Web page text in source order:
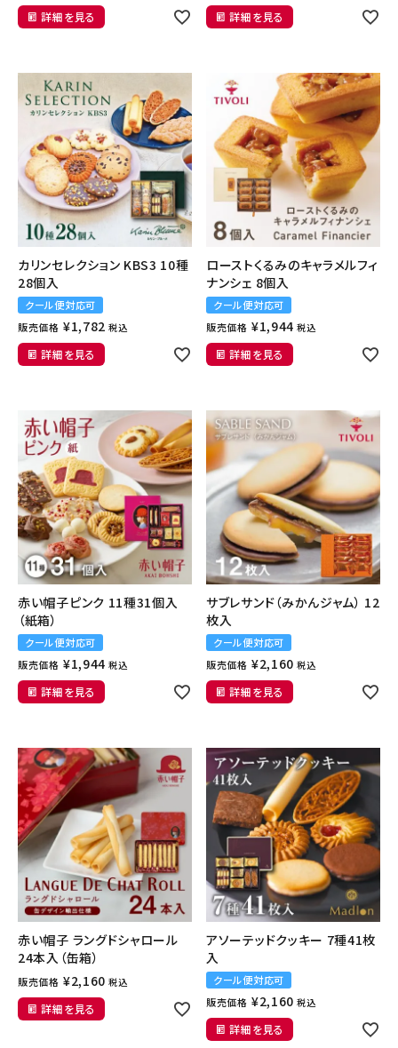
詳細を見る 詳細を見る
カリンセレクション KBS3 10種
28個入
クール便対応可
販売価格 ¥1,782 税込
詳細を見る
ローストくるみのキャラメルフィ
ナンシェ 8個入
クール便対応可
販売価格 ¥1,944 税込
詳細を見る
赤い帽子ピンク 11種31個入
（紙箱）
クール便対応可
販売価格 ¥1,944 税込
詳細を見る
サブレサンド（みかんジャム） 12
枚入
クール便対応可
販売価格 ¥2,160 税込
詳細を見る
赤い帽子 ラングドシャロール
24本入（缶箱）
販売価格 ¥2,160 税込
詳細を見る
アソーテッドクッキー 7種41枚
入
クール便対応可
販売価格 ¥2,160 税込
詳細を見る